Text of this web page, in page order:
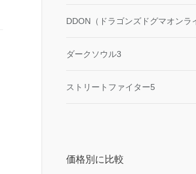
DDON（ドラゴンズドグマオンラ
ダークソウル3
ストリートファイター5
価格別に比較